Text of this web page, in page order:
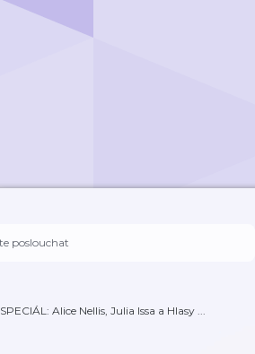
SPECIÁL: Alice Nellis, Julia Issa a Hlasy ...